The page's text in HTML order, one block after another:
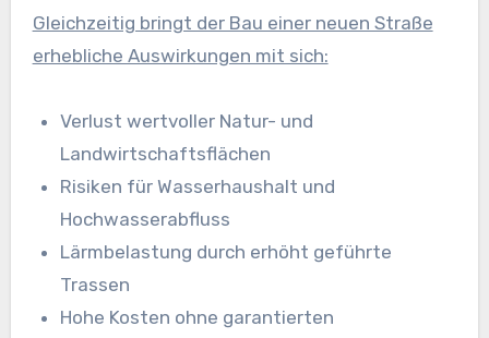
Gleichzeitig bringt der Bau einer neuen Straße
erhebliche Auswirkungen mit sich:
Verlust wertvoller Natur- und
Landwirtschaftsflächen
Risiken für Wasserhaushalt und
Hochwasserabfluss
Lärmbelastung durch erhöht geführte
Trassen
Hohe Kosten ohne garantierten